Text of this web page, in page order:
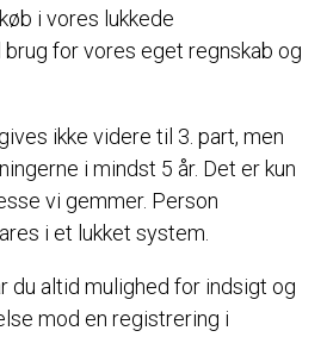
i vores lukkede
for vores eget regnskab og
ikke videre til 3. part, men
i mindst 5 år. Det er kun
vi gemmer. Person
i et lukket system.
du altid mulighed for indsigt og
mod en registrering i